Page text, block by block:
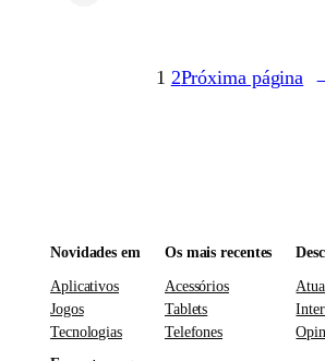
1 2Próxima página
Novidades em
Aplicativos
Jogos
Tecnologias
Os mais recentes
Acessórios
Tablets
Telefones